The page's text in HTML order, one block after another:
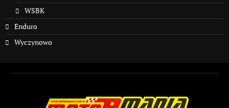
WSBK
Enduro
Wyczynowo